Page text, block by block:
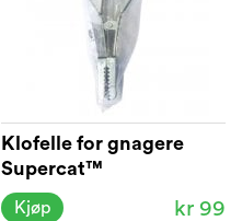
Klofelle for gnagere
Supercat™
kr 99
Kjøp